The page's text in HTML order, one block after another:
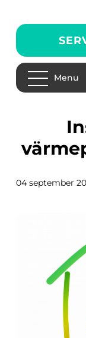
Menu
Installation av
04 september